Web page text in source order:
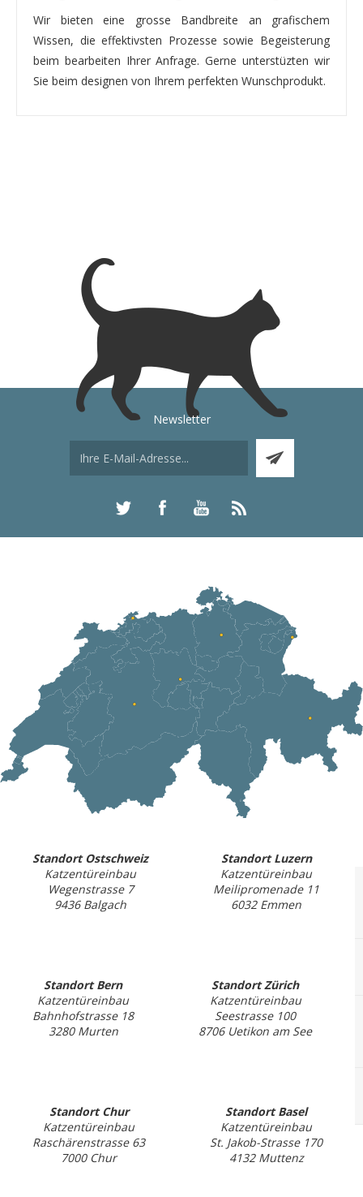
Wir bieten eine grosse Bandbreite an grafischem
Wissen, die effektivsten Prozesse sowie Begeisterung
beim bearbeiten Ihrer Anfrage. Gerne unterstüzten wir
Sie beim designen von Ihrem perfekten Wunschprodukt.
Newsletter
Standort Ostschweiz
Katzentüreinbau
Wegenstrasse 7
9436 Balgach
Standort Luzern
Katzentüreinbau
Meilipromenade 11
6032 Emmen
Standort Bern
Katzentüreinbau
Bahnhofstrasse 18
3280 Murten
Standort Zürich
Katzentüreinbau
Seestrasse 100
8706 Uetikon am See
Standort Chur
Katzentüreinbau
Raschärenstrasse 63
7000 Chur
Standort Basel
Katzentüreinbau
St. Jakob-Strasse 170
4132 Muttenz